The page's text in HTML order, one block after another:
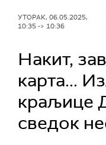
УТОРАК, 06.05.2025,
10:35 -> 10:36
Накит,
карта...
краљице
сведок